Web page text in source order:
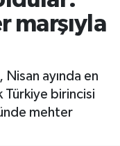
marşıyla
Nisan ayında en
Türkiye birincisi
mehter